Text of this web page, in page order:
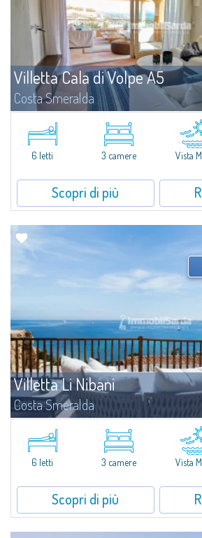
Villetta Cala di Volpe A5
Costa Smeralda
​Nuova elegante villetta inserita in un complesso
costruzione a due passi da Porto Cervo,
Cala di Volpe, con piscina condominiale, servizi e
6 letti 3 camere Vista
Scopri di più
Villetta Li Nibani
Costa Smeralda
A pochi passi dalla Baia del Piccolo Pevero,
all'interno di un tranquillo condominio con vista
Costa Smeralda, in posizione strategica per
6 letti 3 camere Vista
Scopri di più